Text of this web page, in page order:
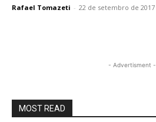
Rafael Tomazeti - 22 de setembro de 2017
- Advertisment -
MOST READ